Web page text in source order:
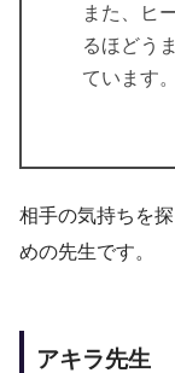
また、ヒ
るほどう
ています。
相手の気持ちを
めの先生です。
アキラ先生